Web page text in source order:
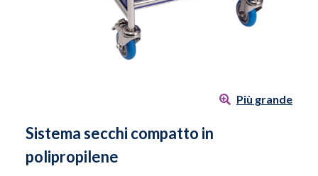
Più grande
Sistema secchi compatto in
polipropilene